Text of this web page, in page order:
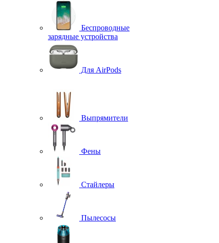
Беспроводные
зарядные устройства
Для AirPods
Выпрямители
Фены
Стайлеры
Пылесосы